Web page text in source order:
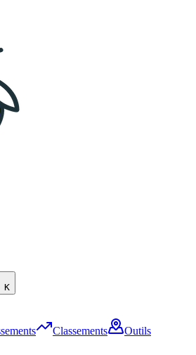
K
Classements
Outils